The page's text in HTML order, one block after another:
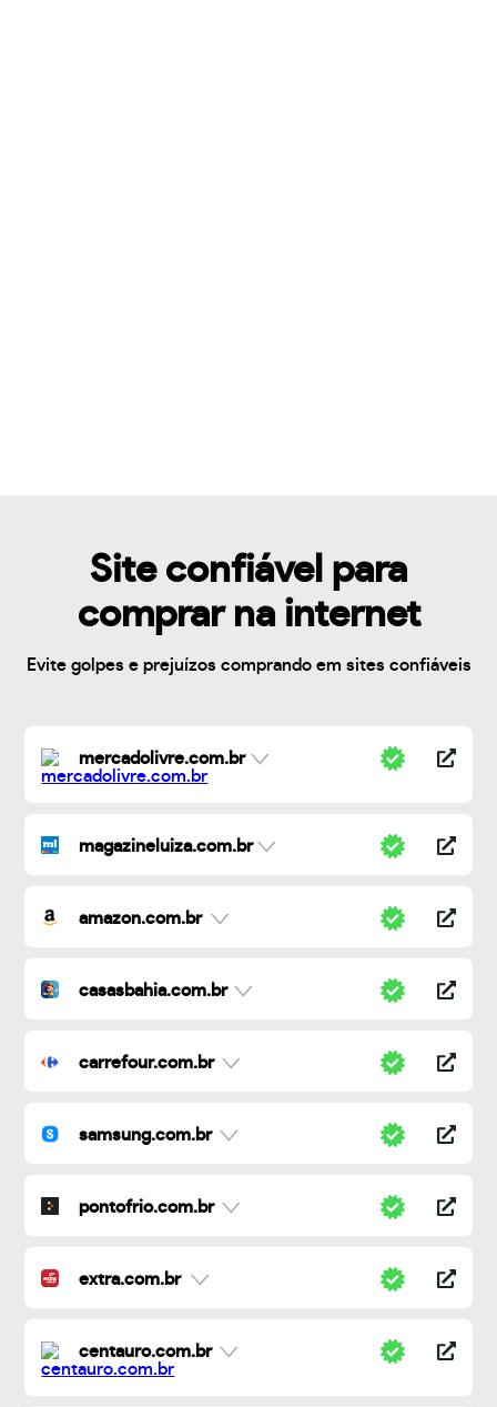
Site confiável para
comprar na internet
Evite golpes e prejuízos comprando em sites confiáveis
mercadolivre.com.br
magazineluiza.com.br
amazon.com.br
casasbahia.com.br
carrefour.com.br
samsung.com.br
pontofrio.com.br
extra.com.br
centauro.com.br